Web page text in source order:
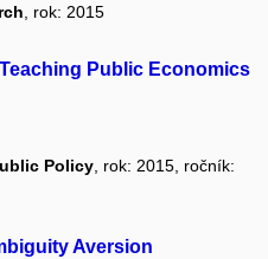
, rok: 2015
Public Economics
Policy, rok: 2015, ročník:
Aversion